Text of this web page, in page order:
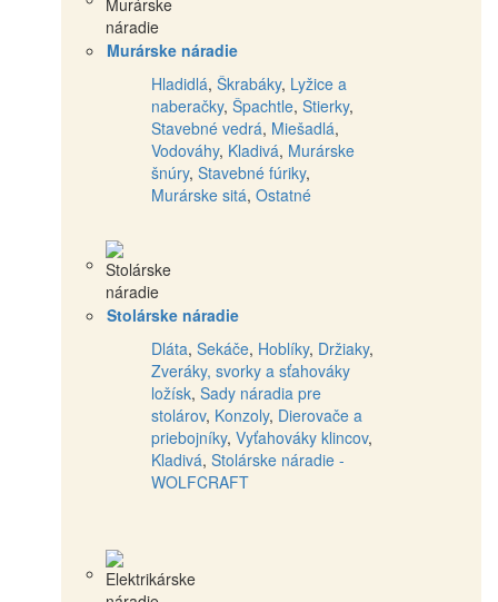
Murárske náradie
Hladidlá, Škrabáky, Lyžice a
naberačky, Špachtle, Stierky,
Stavebné vedrá, Miešadlá,
Vodováhy, Kladivá, Murárske
šnúry, Stavebné fúriky,
Murárske sitá, Ostatné
Stolárske náradie
Dláta, Sekáče, Hoblíky, Držiaky,
Zveráky, svorky a sťahováky
ložísk, Sady náradia pre
stolárov, Konzoly, Dierovače a
priebojníky, Vyťahováky klincov,
Kladivá, Stolárske náradie -
WOLFCRAFT